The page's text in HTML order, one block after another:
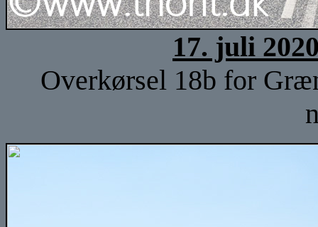
17. juli
Overkørsel 18b for